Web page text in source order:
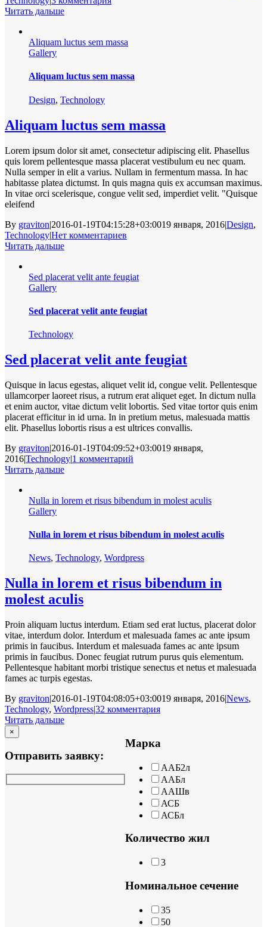
Читать дальше
Aliquam luctus sem massa
Gallery
Aliquam luctus sem massa
Design, Technology
Aliquam luctus sem massa
Lorem ipsum dolor sit amet, consectetur adipiscing elit. Phasellus
quis lorem pellentesque massa placerat vestibulum eu nec quam.
Nulla semper in elit a varius. Nullam in fermentum massa. In hac
habitasse platea dictumst. In quis magna quis ex accumsan maximus.
In vitae orci scelerisque, congue velit sed, imperdiet velit. "Quisque
eleifend
By graviton|2016-01-19T04:15:28+03:0019 января, 2016|Design,
Technology|Нет комментариев
Читать дальше
Sed placerat velit ante feugiat
Gallery
Sed placerat velit ante feugiat
Technology
Sed placerat velit ante feugiat
Quisque in lacus egestas, aliquet velit id, congue velit. Pellentesque
ullamcorper laoreet risus, a rutrum erat aliquet eget. In dictum nulla
et enim auctor, vitae dictum velit lobortis. Sed vitae tortor quis enim
placerat efficitur in id urna. In in pretium metus, malesuada mattis
elit. Phasellus lobortis risus a est ultrices convallis.
By graviton|2016-01-19T04:09:52+03:0019 января,
2016|Technology|1 комментарий
Читать дальше
Nulla in lorem et risus bibendum in molest aculis
Gallery
Nulla in lorem et risus bibendum in molest aculis
News, Technology, Wordpress
Nulla in lorem et risus bibendum in
molest aculis
Proin aliquam luctus interdum. Etiam sed erat luctus, placerat dolor
vitae, interdum dolor. Interdum et malesuada fames ac ante ipsum
primis in faucibus. Interdum et malesuada fames ac ante ipsum
primis in faucibus. Donec feugiat rutrum purus quis elementum.
Pellentesque habitant morbi tristique senectus et netus et malesuada
fames ac turpis egestas.
By graviton|2016-01-19T04:08:05+03:0019 января, 2016|News,
Technology, Wordpress|32 комментария
Читать дальше
Марка
ААБ2л
ААБл
ААШв
АСБ
АСБл
Количество жил
3
Номинальное сечение
35
50
×
Отправить заявку: